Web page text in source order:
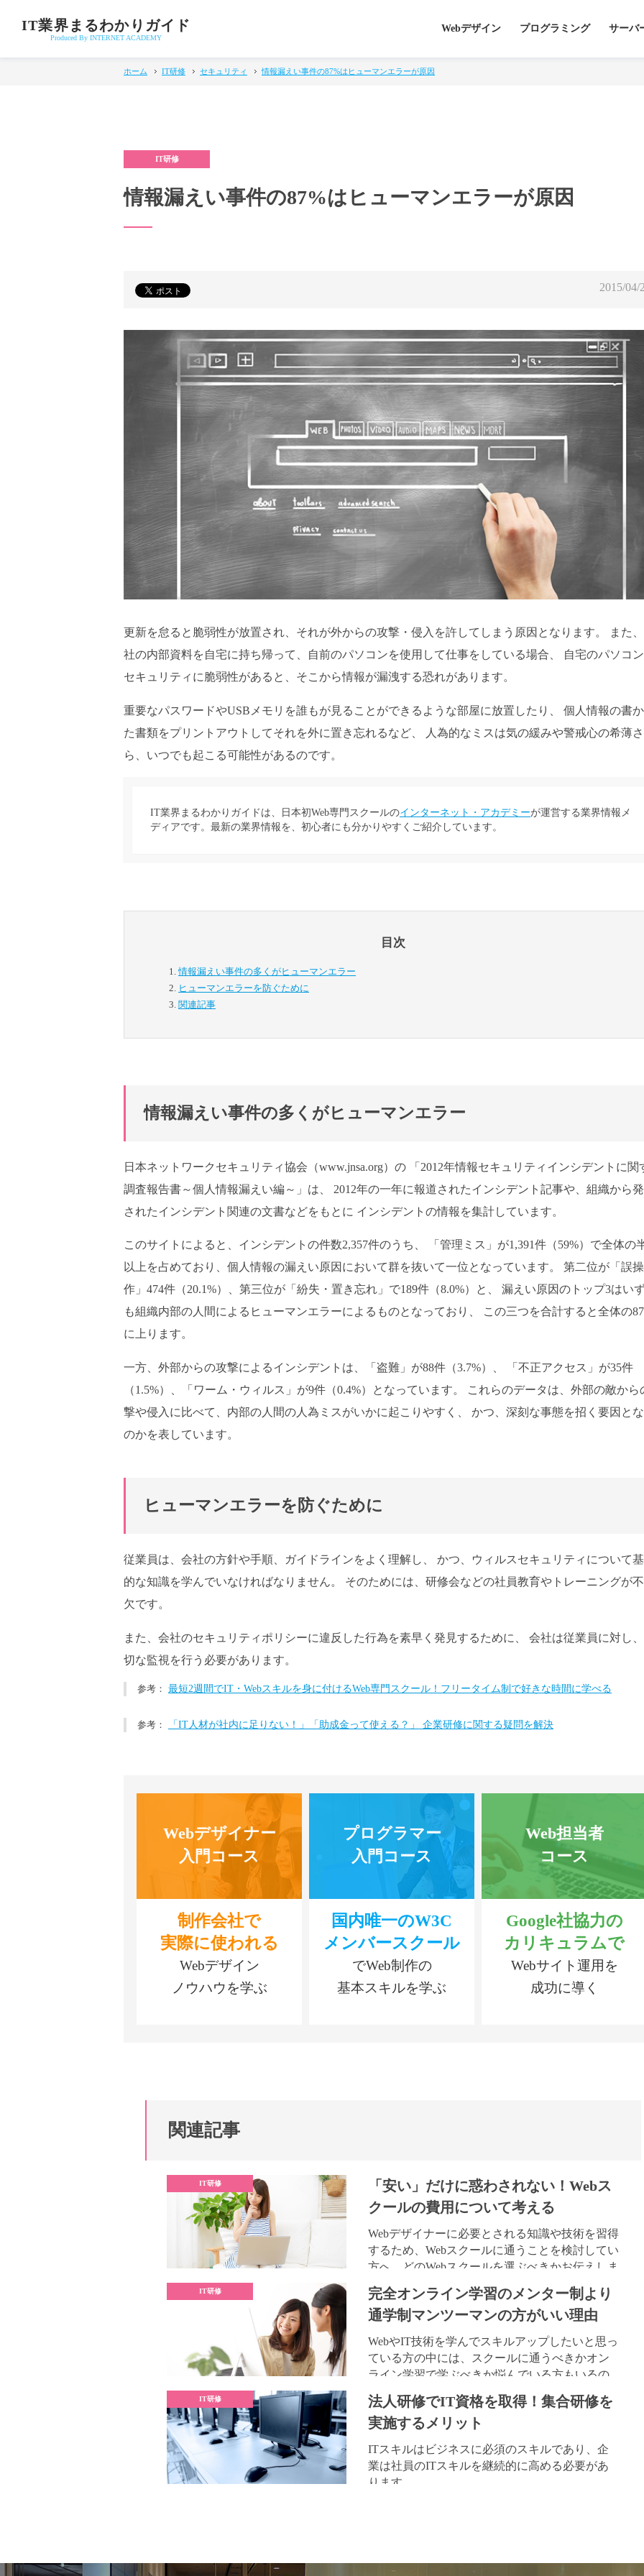
IT業界まるわかりガイド
Produced By INTERNET ACADEMY
Webデザイン プログラミング サーバ
ホーム IT研修 セキュリティ 情報漏えい事件の87%はヒューマンエラーが原因
情報漏えい事件の87%はヒューマンエラーが原因
2015/04/
更新を怠ると脆弱性が放置され、それが外からの攻撃・侵入を許してしまう原因となります。 また
社の内部資料を自宅に持ち帰って、自前のパソコンを使用して仕事をしている場合、 自宅のパソコ
セキュリティに脆弱性があると、そこから情報が漏洩する恐れがあります。
重要なパスワードやUSBメモリを誰もが見ることができるような部屋に放置したり、 個人情報の書
た書類をプリントアウトしてそれを外に置き忘れるなど、 人為的なミスは気の緩みや警戒心の希薄
ら、いつでも起こる可能性があるのです。
IT業界まるわかりガイドは、日本初Web専門スクールのインターネット・アカデミーが運営する業界情報メ
ディアです。最新の業界情報を、初心者にも分かりやすくご紹介しています。
目次
情報漏えい事件の多くがヒューマンエラー
ヒューマンエラーを防ぐために
関連記事
情報漏えい事件の多くがヒューマンエラー
日本ネットワークセキュリティ協会（www.jnsa.org）の 「2012年情報セキュリティインシデントに関
調査報告書～個人情報漏えい編～」は、 2012年の一年に報道されたインシデント記事や、組織から
されたインシデント関連の文書などをもとに インシデントの情報を集計しています。
このサイトによると、インシデントの件数2,357件のうち、 「管理ミス」が1,391件（59%）で全体の
以上を占めており、個人情報の漏えい原因において群を抜いて一位となっています。 第二位が「誤操
作」474件（20.1%）、第三位が「紛失・置き忘れ」で189件（8.0%）と、 漏えい原因のトップ3はい
も組織内部の人間によるヒューマンエラーによるものとなっており、 この三つを合計すると全体の
に上ります。
一方、外部からの攻撃によるインシデントは、「盗難」が88件（3.7%）、 「不正アクセス」が35件
（1.5%）、「ワーム・ウィルス」が9件（0.4%）となっています。 これらのデータは、外部の敵から
撃や侵入に比べて、内部の人間の人為ミスがいかに起こりやすく、 かつ、深刻な事態を招く要因と
のかを表しています。
ヒューマンエラーを防ぐために
従業員は、会社の方針や手順、ガイドラインをよく理解し、 かつ、ウィルスセキュリティについて
的な知識を学んでいなければなりません。 そのためには、研修会などの社員教育やトレーニングが
欠です。
また、会社のセキュリティポリシーに違反した行為を素早く発見するために、 会社は従業員に対し
切な監視を行う必要があります。
最短2週間でIT・Webスキルを身に付けるWeb専門スクール！フリータイム制で好きな時間に学べる
「IT人材が社内に足りない！」「助成金って使える？」 企業研修に関する疑問を解決
Webデザイナー
入門コース
制作会社で
実際に使われる
Webデザイン
ノウハウを学ぶ
プログラマー
入門コース
国内唯一のW3C
メンバースクール
でWeb制作の
基本スキルを学ぶ
Web担当者
コース
Google社協力の
カリキュラムで
Webサイト運用を
成功に導く
関連記事
「安い」だけに惑わされない！Webス
クールの費用について考える
Webデザイナーに必要とされる知識や技術を習得
するため、Webスクールに通うことを検討してい
方へ、どのWebスクールを選ぶべきかお伝えしま
す。
完全オンライン学習のメンター制より
通学制マンツーマンの方がいい理由
WebやIT技術を学んでスキルアップしたいと思っ
ている方の中には、スクールに通うべきかオン
ライン学習で学ぶべきか悩んでいる方もいるの
ではないでしょうか。
法人研修でIT資格を取得！集合研修を
実施するメリット
ITスキルはビジネスに必須のスキルであり、企
業は社員のITスキルを継続的に高める必要があ
ります。